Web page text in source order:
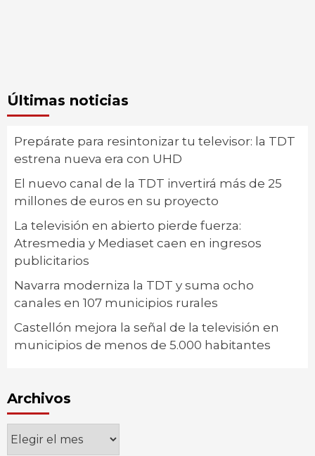
Últimas noticias
Prepárate para resintonizar tu televisor: la TDT
estrena nueva era con UHD
El nuevo canal de la TDT invertirá más de 25
millones de euros en su proyecto
La televisión en abierto pierde fuerza:
Atresmedia y Mediaset caen en ingresos
publicitarios
Navarra moderniza la TDT y suma ocho
canales en 107 municipios rurales
Castellón mejora la señal de la televisión en
municipios de menos de 5.000 habitantes
Archivos
Archivos